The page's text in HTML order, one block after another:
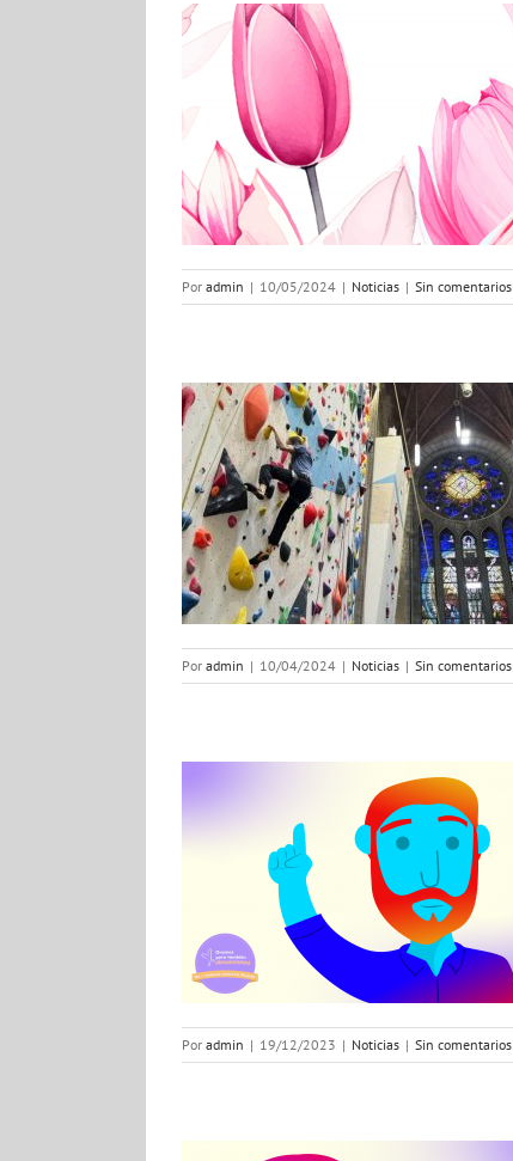
Por admin | 10/05/2024 | Noticias | Sin comentarios
Por admin | 10/04/2024 | Noticias | Sin comentarios
Por admin | 19/12/2023 | Noticias | Sin comentarios